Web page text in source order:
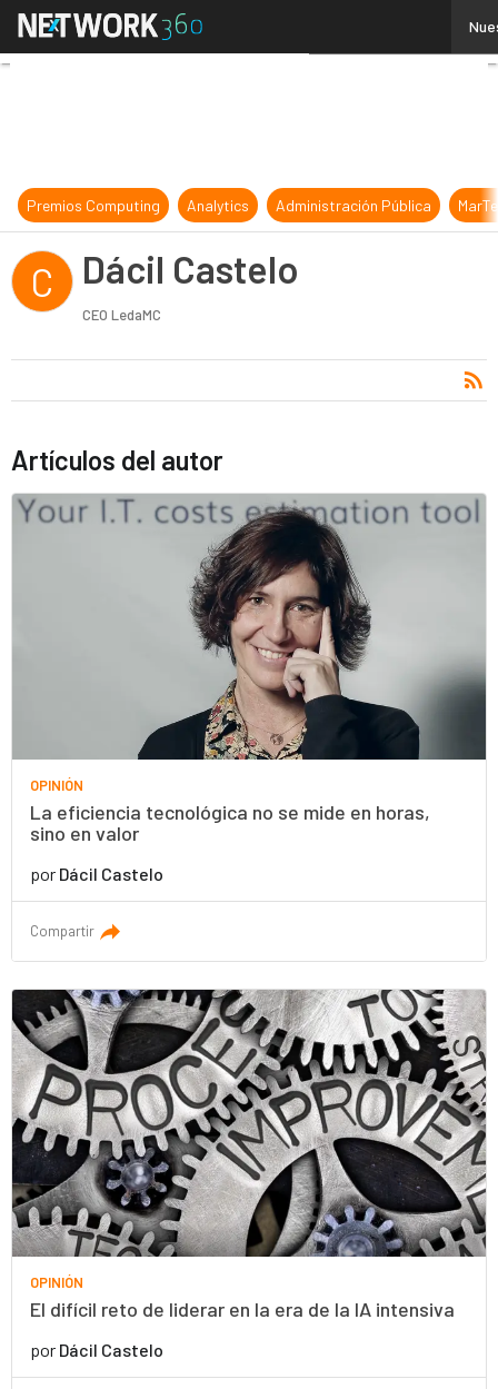
Dácil Castelo
Premios Computing Analytics Administración Pública
C Dácil Castelo
CEO LedaMC
Artículos del autor
OPINIÓN
La eficiencia tecnológica no se mide en horas,
sino en valor
por Dácil Castelo
Compartir
OPINIÓN
El difícil reto de liderar en la era de la IA intensiva
por Dácil Castelo